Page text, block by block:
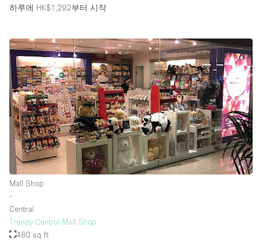
하루에 HK$1,292부터 시작
Mall Shop
∙
Central
Trendy Central Mall Shop
480 sq ft